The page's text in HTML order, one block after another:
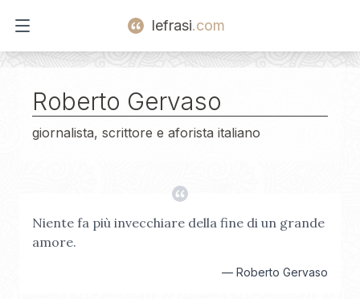
Open main menu
lefrasi.com
Roberto Gervaso
giornalista, scrittore e aforista italiano
Niente fa più invecchiare della fine di un grande
amore.
— Roberto Gervaso